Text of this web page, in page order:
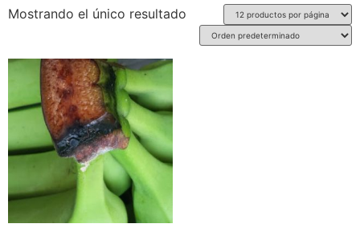
Mostrando el único resultado